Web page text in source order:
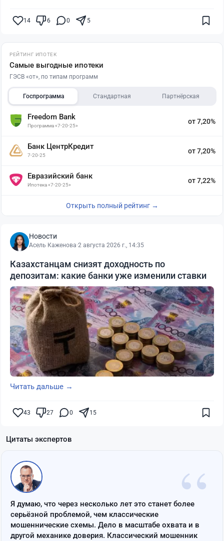
14 6 0 5
РЕЙТИНГ ИПОТЕК
Самые выгодные ипотеки
ГЭСВ «от», по типам программ
Госпрограмма Стандартная Партнёрская
Freedom Bank
Программа «7-20-25»
от 7,20%
Банк ЦентрКредит
7-20-25
от 7,20%
Евразийский банк
Ипотека «7-20-25»
от 7,22%
Открыть полный рейтинг →
Новости
Асель Каженова·2 августа 2026 г., 14:35
Казахстанцам снизят доходность по
депозитам: какие банки уже изменили ставки
Читать дальше →
43 27 0 15
Цитаты экспертов
“
Я думаю, что через несколько лет это станет более
серьёзной проблемой, чем классические
мошеннические схемы. Дело в масштабе охвата и в
другой механике доверия. Классический мошенник